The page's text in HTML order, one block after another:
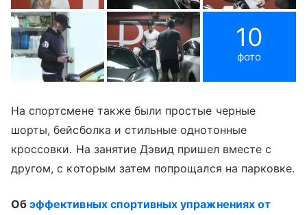
10
фото
На спортсмене также были простые черные
шорты, бейсболка и стильные однотонные
кроссовки. На занятие Дэвид пришел вместе с
другом, с которым затем попрощался на парковке.
Обэффективных спортивных упражнениях от